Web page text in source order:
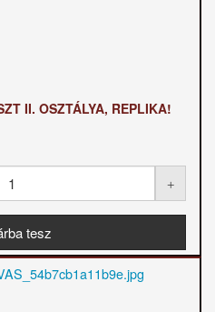
II. OSZTÁLYA, REPLIKA!